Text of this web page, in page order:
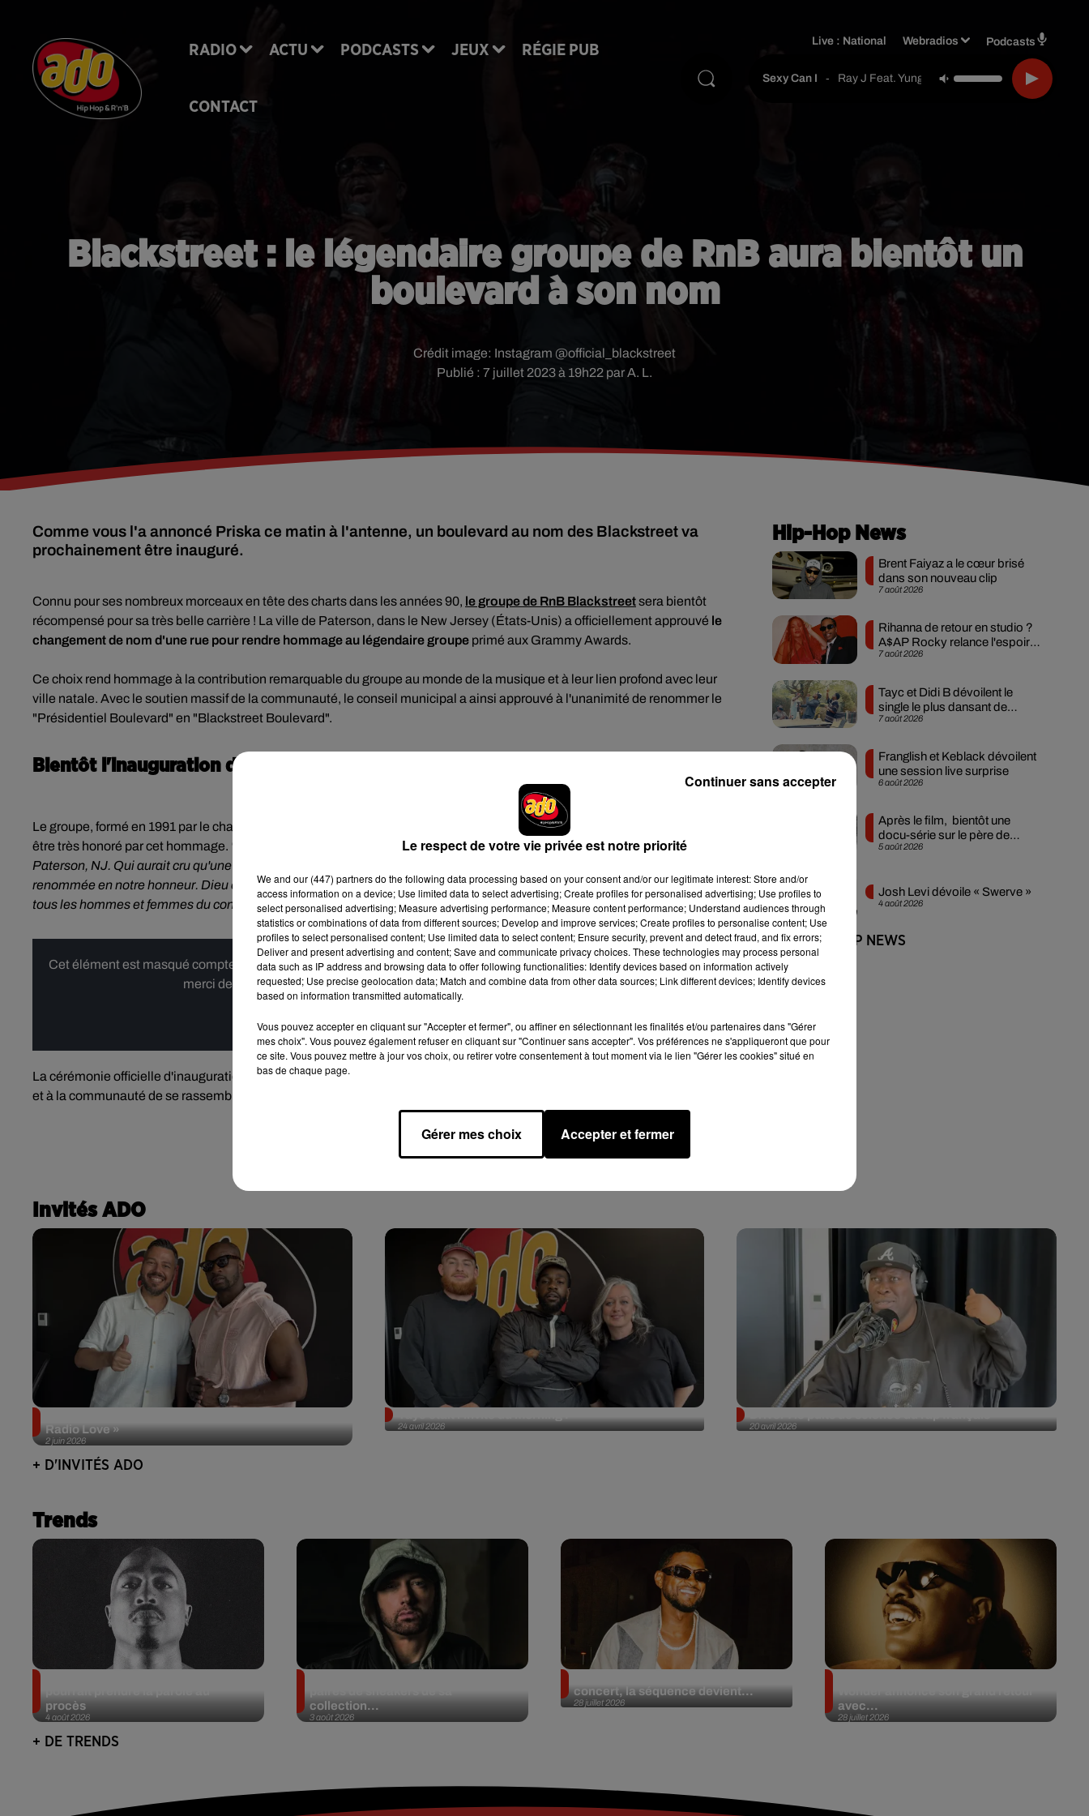
RADIO ACTU PODCASTS JEUX RÉGIE PUB
CONTACT
Live : National Webradios Podcasts
Sexy Can I - Ray J Feat. Yung Berg
Blackstreet : le légendaire groupe de RnB aura bientôt un
boulevard à son nom
Publié : 7 juillet 2023 à 19h22 par A. L.
Crédit image: Instagram @official_blackstreet
Comme vous l'a annoncé Priska ce matin à l'antenne, un boulevard au nom des Blackstreet va
prochainement être inauguré.
Connu pour ses nombreux morceaux en tête des charts dans les années 90, le groupe de RnB Blackstreetsera bientôt
récompensé pour sa très belle carrière ! La ville de Paterson, dans le New Jersey (États-Unis) a officiellement approuvé le
changement de nom d'une rue pour rendre hommage au légendaire groupe primé aux Grammy Awards.
Ce choix rend hommage à la contribution remarquable du groupe au monde de la musique et à leur lien profond avec leur
ville natale. Avec le soutien massif de la communauté, le conseil municipal a ainsi approuvé à l'unanimité de renommer le
"Présidentiel Boulevard" en "Blackstreet Boulevard".
Bientôt l'inauguration du "Blackstreet Boulevard"
Le groupe, formé en 1991 par le chanteur, producteur, et pionnier du new jack swing Teddy Riley, a annoncé sur Instagram
être très honoré par cet hommage. "
Nos cœurs sont vraiment ravis de recevoir un honneur aussi estimé de la ville de
Paterson, NJ. Qui aurait cru qu'une rue dans laquelle nous avons grandi et marché en tant que jeunes serait un jour
renommée en notre honneur. Dieu est incroyable! 🙏🏿🙏🏾🙏🏿🙏🏾 Notre plus profond merci à la ville de Paterson, NJ et à
tous les hommes et femmes du conseil qui ont rendu cela possible", ont écrit les Blackstreet.
Cet élément est masqué compte-tenu du refus du dépôt de cookies que vous avez exprimé. Si vous souhaitez l'afficher,
merci de nous donner votre accord en cliquant sur le bouton ci-dessous.
Afficher l'élément
La cérémonie officielle d'inauguration du "Blackstreet Boulevard" sera annoncée prochainement, ce qui permettra aux fans
et à la communauté de se rassembler et de commémorer ce beau moment !
Hip-Hop News
7 août 2026
Brent Faiyaz a le cœur brisé
dans son nouveau clip
7 août 2026
Rihanna de retour en studio ?
A$AP Rocky relance l'espoir
des fans
7 août 2026
Tayc et Didi B dévoilent le
single le plus dansant de
l’année
6 août 2026
Franglish et Keblack dévoilent
une session live surprise
5 août 2026
Après le film, bientôt une
docu-série sur le père de
Michael Jackson
4 août 2026
Josh Levi dévoile « Swerve »
+ DE HIP-HOP NEWS
Invités ADO
2 juin 2026
Radio Love »
24 avril 2026 20 avril 2026
+ D'INVITÉS ADO
Trends
4 août 2026
procès
3 août 2026
collection...
28 juillet 2026
concert, la séquence devient...
28 juillet 2026
avec...
+ DE TRENDS
Le respect de votre vie privée est notre priorité
We and our (447) partnersdo the following data processing based on your consent and/or our legitimate interest: Store and/or
access information on a device; Use limited data to select advertising; Create profiles for personalised advertising; Use profiles to
select personalised advertising; Measure advertising performance; Measure content performance; Understand audiences through
statistics or combinations of data from different sources; Develop and improve services; Create profiles to personalise content; Use
profiles to select personalised content; Use limited data to select content; Ensure security, prevent and detect fraud, and fix errors;
Deliver and present advertising and content; Save and communicate privacy choices. These technologies may process personal
data such as IP address and browsing data to offer following functionalities: Identify devices based on information actively
requested; Use precise geolocation data; Match and combine data from other data sources; Link different devices; Identify devices
based on information transmitted automatically.
Vous pouvez accepter en cliquant sur "Accepter et fermer", ou affiner en sélectionnant les finalités et/ou partenaires dans "Gérer
mes choix". Vous pouvez également refuser en cliquant sur "Continuer sans accepter". Vos préférences ne s'appliqueront que pour
ce site. Vous pouvez mettre à jour vos choix, ou retirer votre consentement à tout moment via le lien "Gérer les cookies" situé en
bas de chaque page.
Gérer mes choix Accepter et fermer
Continuer sans accepter